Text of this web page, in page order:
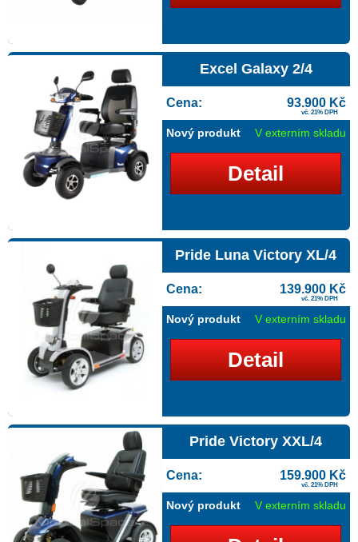
Excel Galaxy 2/4
Cena: 93.900 Kč
vč. 21% DPH
Nový produkt V externím skladu
Detail
Pride Luna Victory XL/4
Cena: 139.900 Kč
vč. 21% DPH
Nový produkt V externím skladu
Detail
Pride Victory XXL/4
Cena: 159.900 Kč
vč. 21% DPH
Nový produkt V externím skladu